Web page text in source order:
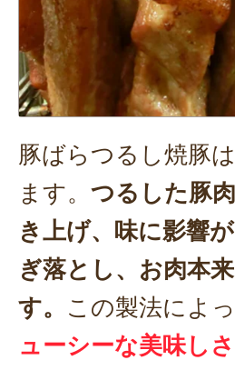
豚ばらつるし焼豚
ます。 つるした豚
き上げ、味に影響
ぎ落とし、お肉本
す。
この製法によっ
ューシーな美味し